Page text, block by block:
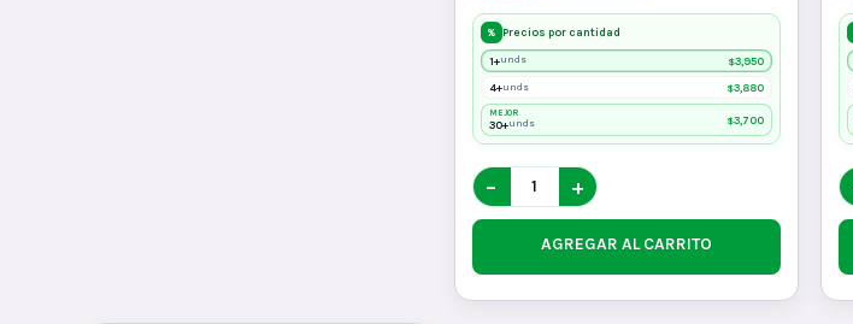
% Precios por cantidad
1+unds $3,950
4+unds $3,880
MEJOR
30+unds $3,700
− +
AGREGAR AL CARRITO